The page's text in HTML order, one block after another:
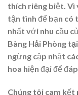
thích riêng biệt. Vì
tận tình để bạn có
nhất với nhu cầu
Bàng Hải Phòng
ngừng cập nhật
hoa hiện đại để
Chúng tôi cam kết